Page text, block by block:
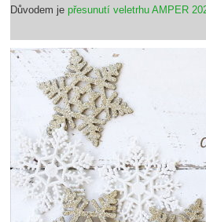
Důvodem je přesunutí veletrhu AMPER